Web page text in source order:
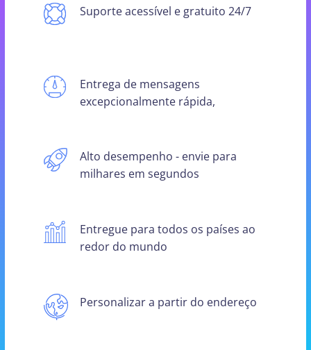
Suporte acessível e gratuito 24/7
Entrega de mensagens
excepcionalmente rápida,
Alto desempenho - envie para
milhares em segundos
Entregue para todos os países ao
redor do mundo
Personalizar a partir do endereço